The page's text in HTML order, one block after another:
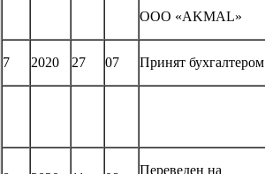
ООО «AKMAL»
7 2020 27 07 Принят бухгалтером
Переведен на